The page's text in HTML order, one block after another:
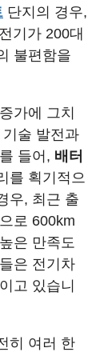
단지의 경우,
기가 200대
불편함을
가에 그치
술 발전과
들어, 배터
를 획기적으
우, 최근 출
로 600km
은 만족도
은 전기차
고 있습니
히 여러 한